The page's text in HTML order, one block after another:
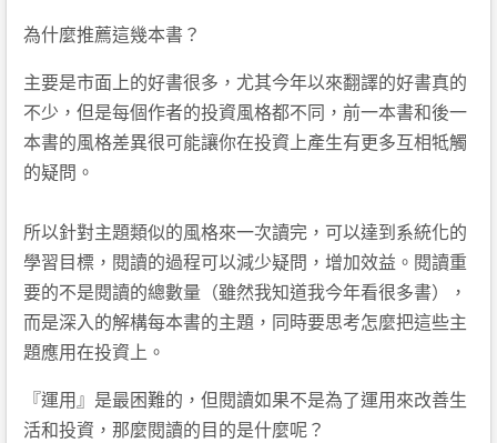
為什麼推薦這幾本書？
主要是市面上的好書很多，尤其今年以來翻譯的好書真的
不少，但是每個作者的投資風格都不同 ，前一本書和後一
本書的風格差異很可能讓你在投資上產生有更多互相牴觸
的疑問。
所以針對主題類似的風格來一次讀完，可以達到系統化的
學習目標，閱讀的過程可以減少疑問，增加效益。 閱讀重
要的不是閱讀的總數量（雖然我知道我今年看很多書），
而是深入的解構每本書的主題，同時要思考怎麼把這些主
題應用在投資上。
『運用』是最困難的，但閱讀如果不是為了運用來改善生
活和投資，那麼閱讀的目的是什麼呢？